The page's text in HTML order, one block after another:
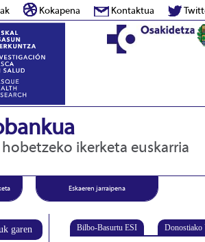
Kokapena Kontaktua
ikerketa euskarria
Eskaeren jarraipena
garen Bilbo-Basurtu ESI Donostiako